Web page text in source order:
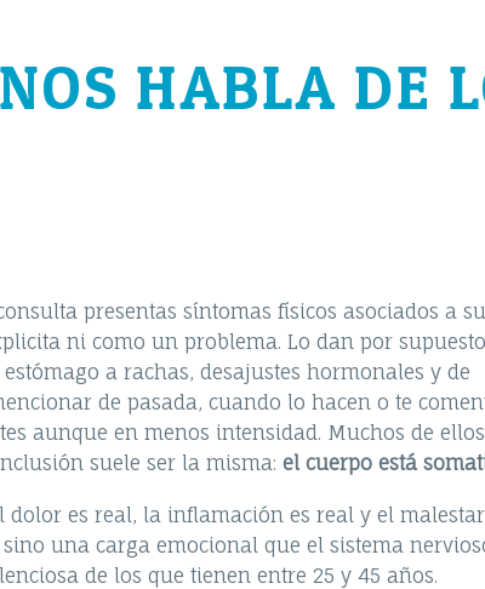
HABLA DE
presentas síntomas físicos asociados a
ni como un problema. Lo dan por
a rachas, desajustes hormonales y de
de pasada, cuando lo hacen o te
aunque en menos intensidad. Muchos de
suele ser la misma: el cuerpo está
dolor es real, la inflamación es real y el
una carga emocional que el sistema
de los que tienen entre 25 y 45 años.